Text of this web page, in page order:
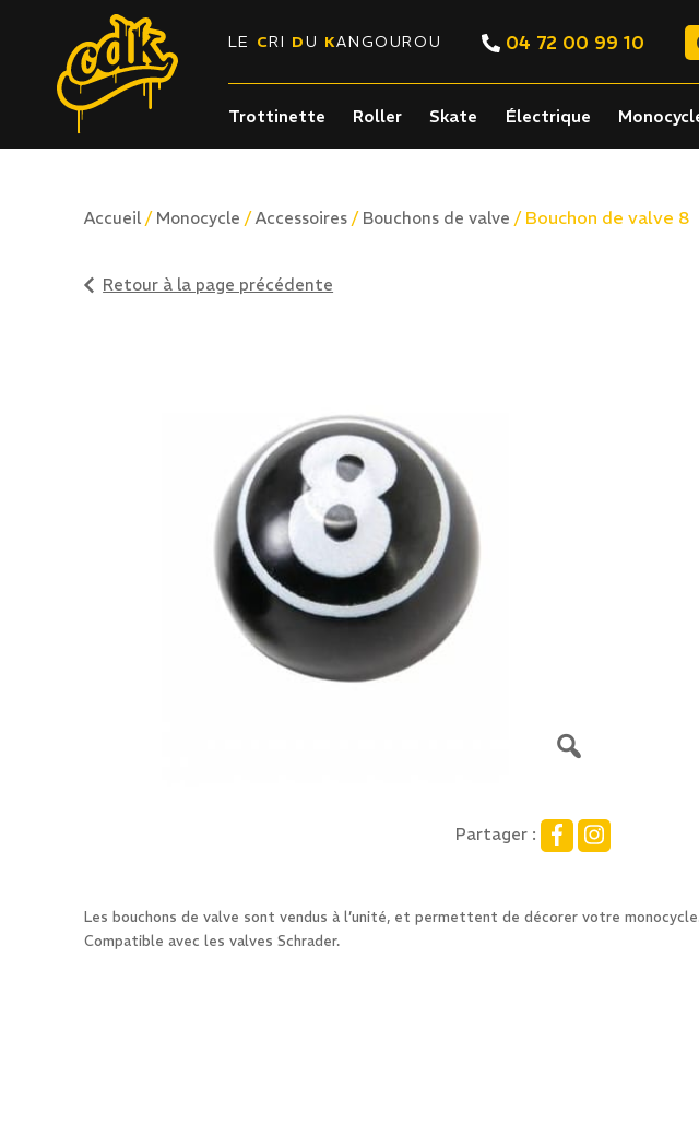
LE CRI DU KANGOUROU 04 72 00 99 10
Trottinette Roller Skate Électrique
Accueil / Monocycle /Accessoires / Bouchons de valve / Bouchon de valve 8
Retour à la page précédente
Partager :
Les bouchons de valve sont vendus à l’unité, et permettent de décorer votre
Compatible avec les valves Schrader.